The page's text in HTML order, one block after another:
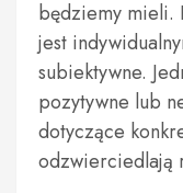
będziemy mieli.
jest
subiektywne.
pozytywne lub
dotyczące
odzwierciedlają